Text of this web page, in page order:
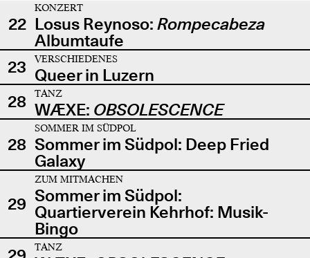
22
KONZERT
Losus Reynoso: Rompecabeza
Albumtaufe
23
VERSCHIEDENES
Queer in Luzern
28
TANZ
WÆXE: OBSOLESCENCE
28
SOMMER IM SÜDPOL
Sommer im Südpol: Deep Fried
Galaxy
29
ZUM MITMACHEN
Sommer im Südpol:
Quartierverein Kehrhof: Musik-
Bingo
TANZ